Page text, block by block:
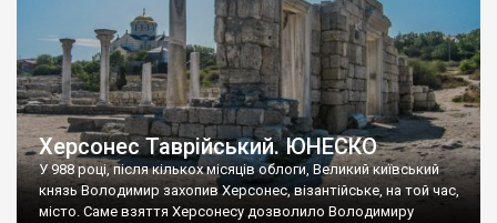
Херсонес Таврійський. ЮНЕСКО
У 988 році, після кількох місяців облоги, Великий київський
князь Володимир захопив Херсонес, візантійське, на той час,
місто. Саме взяття Херсонесу дозволило Володимиру